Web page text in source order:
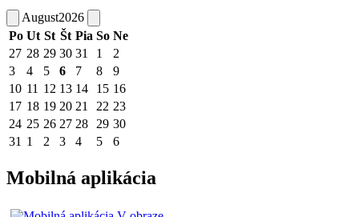
August2026
Po Ut St Št Pia So Ne
27 28 29 30 31 1
2
3
4 5 6 7 8
9
10 11 12 13 14 15 16
17 18 19 20 21 22 23
24 25 26 27 28 29 30
31 1 2 3 4 5 6
Mobilná aplikácia